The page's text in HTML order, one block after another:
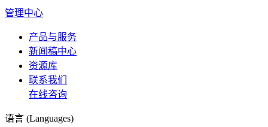
管理中心
产品与服务
新闻稿中心
资源库
联系我们
在线咨询
语言 (Languages)